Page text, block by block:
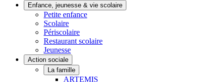
Enfance, jeunesse & vie scolaire
Petite enfance
Scolaire
Périscolaire
Restaurant scolaire
Jeunesse
Action sociale
La famille
ARTEMIS